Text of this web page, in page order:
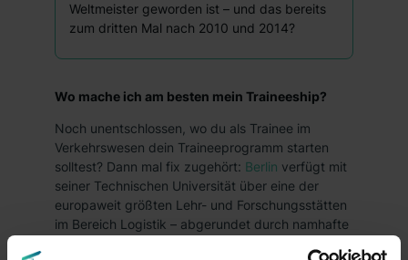
Weltmeister geworden ist – und das bereits
zum dritten Mal nach 2010 und 2014?
Wo mache ich am besten mein Traineeship?
Noch unentschlossen, wo du als Trainee im
Verkehrswesen dein Traineeprogramm starten
solltest? Dann mal fix zugehört: Berlin verfügt mit
seiner Technischen Universität über eine der
europaweit größten Lehr- und Forschungsstätten
im Bereich Logistik – abgerundet durch namhafte